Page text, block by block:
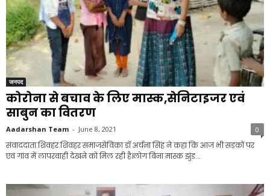
जनपद
कोरोना से बचाव के लिए मास्क,सेनिटाइजर एवं
साबुन का वितरण
Aadarshan Team - June 8, 2021 0
संवाददाता.शिवहर.शिवहर समाजसेविका डॉ अर्चना सिंह ने कहा कि आज भी सड़कों पर
एवं गांव में लापरवाही देखने को मिल रही है।लोग बिना मास्क झुंड...